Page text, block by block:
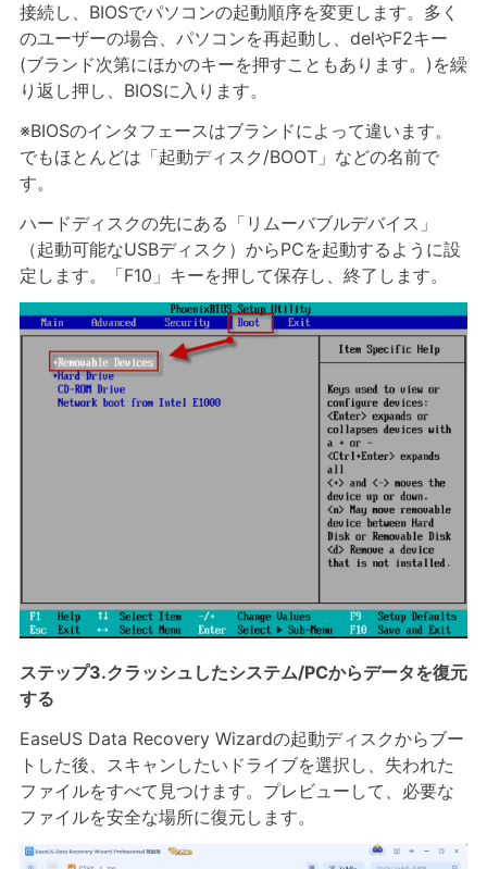
接続し、BIOSでパソコンの起動順序を変更します。多く
のユーザーの場合、パソコンを再起動し、delやF2キー
(ブランド次第にほかのキーを押すこともあります。)を繰
り返し押し、BIOSに入ります。
※BIOSのインタフェースはブランドによって違います。
でもほとんどは「起動ディスク/BOOT」などの名前で
す。
ハードディスクの先にある「リムーバブルデバイス」
（起動可能なUSBディスク）からPCを起動するように設
定します。「F10」キーを押して保存し、終了します。
ステップ3.クラッシュしたシステム/PCからデータを復元
する
EaseUS Data Recovery Wizardの起動ディスクからブー
トした後、スキャンしたいドライブを選択し、失われた
ファイルをすべて見つけます。プレビューして、必要な
ファイルを安全な場所に復元します。